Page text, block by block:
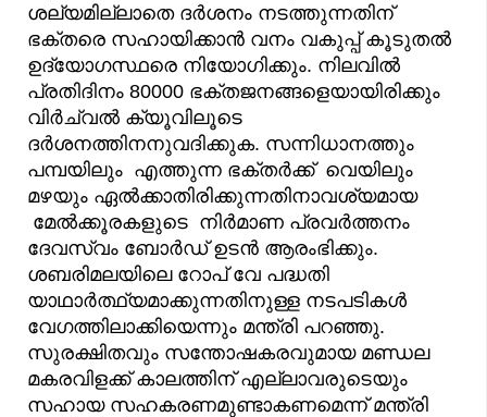
ശല്യമില്ലാതെ ദർശനം നടത്തുന്നതിന്
ഭക്തരെ സഹായിക്കാൻ വനം വകുപ്പ് കൂടുതൽ
ഉദ്യോഗസ്ഥരെ നിയോഗിക്കും. നിലവിൽ
പ്രതിദിനം 80000 ഭക്തജനങ്ങളെയായിരിക്കും
വിർച്വൽ ക്യൂവിലൂടെ
ദർശനത്തിനനുവദിക്കുക. സന്നിധാനത്തും
പമ്പയിലും എത്തുന്ന ഭക്തർക്ക് വെയിലും
മഴയും ഏൽക്കാതിരിക്കുന്നതിനാവശ്യമായ
മേൽക്കൂരകളുടെ നിർമാണ പ്രവർത്തനം
ദേവസ്വം ബോർഡ് ഉടൻ ആരംഭിക്കും.
ശബരിമലയിലെ റോപ് വേ പദ്ധതി
യാഥാർത്ഥ്യമാക്കുന്നതിനുള്ള നടപടികൾ
വേഗത്തിലാക്കിയെന്നും മന്ത്രി പറഞ്ഞു.
സുരക്ഷിതവും സന്തോഷകരവുമായ മണ്ഡല
മകരവിളക്ക് കാലത്തിന് എല്ലാവരുടെയും
സഹായ സഹകരണമുണ്ടാകണമെന്ന് മന്ത്രി